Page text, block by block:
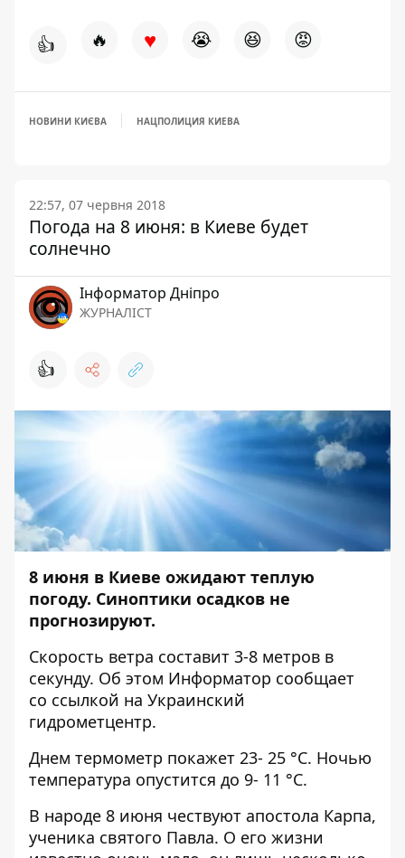
👍 🔥 ♥ 😭 😆 😡
НОВИНИ КИЄВА НАЦПОЛИЦИЯ КИЕВА
22:57, 07 червня 2018
Погода на 8 июня: в Киеве будет
солнечно
Інформатор Дніпро
ЖУРНАЛІСТ
👍
8 июня в Киеве ожидают теплую
погоду. Синоптики осадков не
прогнозируют.
Скорость ветра составит 3-8 метров в
секунду. Об этом Информатор сообщает
со ссылкой на Украинский
гидрометцентр.
Днем термометр покажет 23- 25 °C. Ночью
температура опустится до 9- 11 °C.
В народе 8 июня чествуют апостола Карпа,
ученика святого Павла. О его жизни